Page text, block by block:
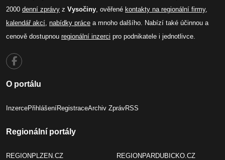
2000 denní zprávy z Vysočiny , ověřené kontakty na regionální firmy,
kalendář akcí nabídky práce a mnoho dalšího. Nabízí také účinnou a
cenově dostupnou regionální inzerci pro podnikatele i jednotlivce.
O portálu
InzercePřihlášeníRegistraceArchiv ZprávRSS
Regionální portály
REGIONPLZEN.CZ REGIONPARDUBICKO.CZ